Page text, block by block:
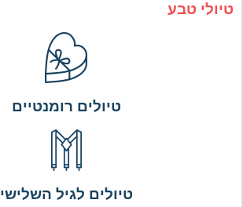
טיולי טבע
טיולים רומנטיים
טיולים לגיל השלישי